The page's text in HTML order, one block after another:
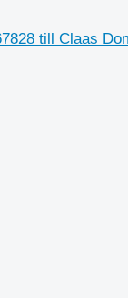
till Claas